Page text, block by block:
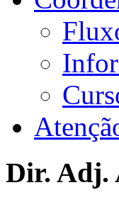
Dir. Adj.